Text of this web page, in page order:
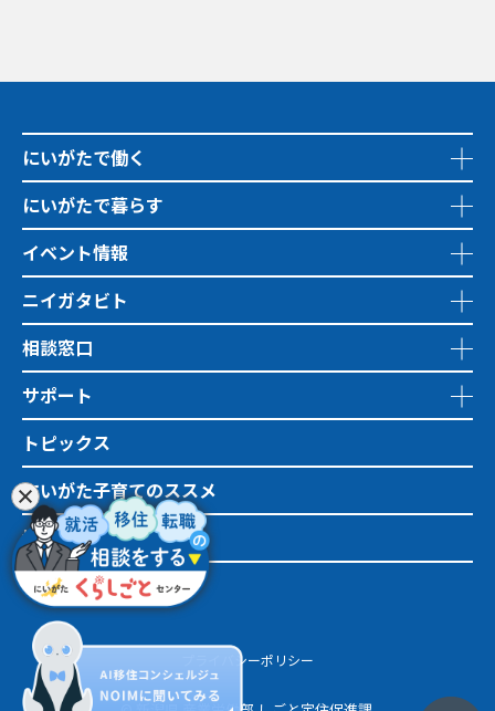
にいがたで働く
にいがたで暮らす
イベント情報
ニイガタビト
相談窓口
サポート
トピックス
にいがた子育てのススメ
地域おこし協力隊
市町村情報
プライバシーポリシー